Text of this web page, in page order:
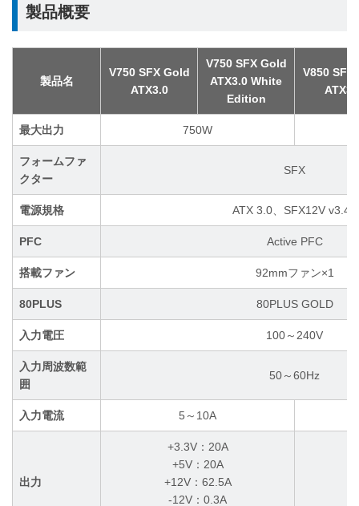
製品概要
製品名
V750 SFX Gold
ATX3.0
V750 SFX Gold
ATX3.0 White
Edition
V850 SFX
最大出力 750W
フォームファ
クター
SFX
電源規格 ATX 3.0、SFX12V v3.42
PFC Active PFC
搭載ファン 92mmファン×1
80PLUS 80PLUS GOLD
入力電圧 100～240V
入力周波数範
囲
50～60Hz
入力電流 5～10A
出力
+3.3V：20A
+5V：20A
+12V：62.5A
-12V：0.3A